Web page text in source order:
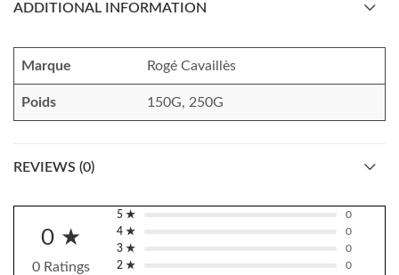
ADDITIONAL INFORMATION
Marque Rogé Cavaillès
Poids 150G, 250G
REVIEWS (0)
0 ★
0 Ratings
5 ★
0
4 ★
0
3 ★
0
2 ★
0